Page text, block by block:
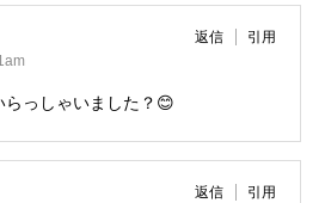
返信 引用
っしゃいました？😊
返信 引用